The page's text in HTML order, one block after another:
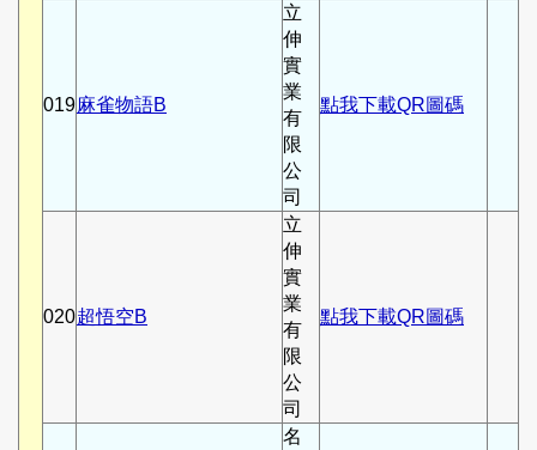
019麻雀物語B
立
伸
實
業
有
限
公
司
點我下載QR圖碼
020超悟空B
立
伸
實
業
有
限
公
司
點我下載QR圖碼
名